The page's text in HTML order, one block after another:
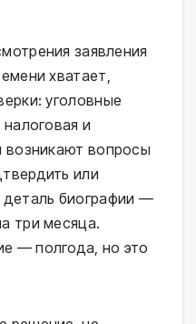
заявления
хватает,
уголовные
и
возникают вопросы
или
деталь биографии —
три месяца.
— полгода, но это